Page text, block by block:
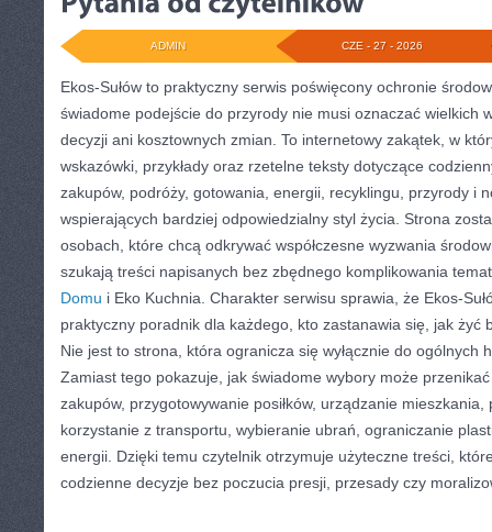
CZE - 27 - 2026
ADMIN
Ekos-Sułów to praktyczny serwis poświęcony ochronie
świadome podejście do przyrody nie musi oznaczać wielkich
decyzji ani kosztownych zmian. To internetowy zakątek, w
wskazówki, przykłady oraz rzetelne teksty dotyczące
zakupów, podróży, gotowania, energii, recyklingu, przyrody i
wspierających bardziej odpowiedzialny styl życia. Strona
osobach, które chcą odkrywać współczesne wyzwania
szukają treści napisanych bez zbędnego komplikowania
Domu i Eko Kuchnia. Charakter serwisu sprawia, że Ekos-
praktyczny poradnik dla każdego, kto zastanawia się, jak żyć
Nie jest to strona, która ogranicza się wyłącznie do ogólnych
Zamiast tego pokazuje, jak świadome wybory może
zakupów, przygotowywanie posiłków, urządzanie mieszkania,
korzystanie z transportu, wybieranie ubrań, ograniczanie
energii. Dzięki temu czytelnik otrzymuje użyteczne treści,
codzienne decyzje bez poczucia presji, przesady czy